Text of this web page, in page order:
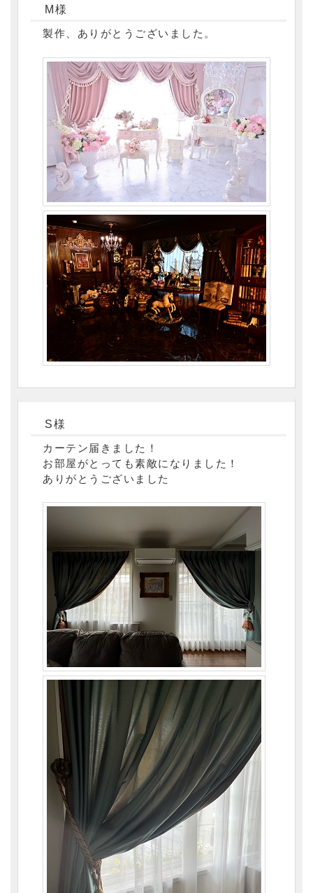
M様
製作、ありがとうございました。
S様
カーテン届きました！
お部屋がとっても素敵になりました！
ありがとうございました